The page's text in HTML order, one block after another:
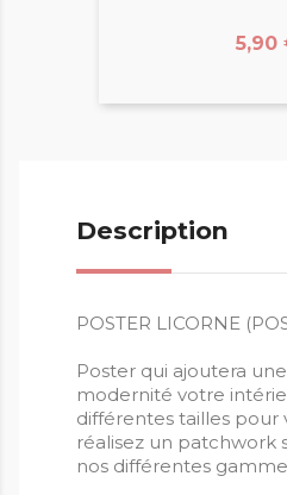
Prix
5,90
Description
POSTER LICORNE
Poster qui ajoutera
modernité votre
différentes tailles
réalisez un patchwork
nos différentes